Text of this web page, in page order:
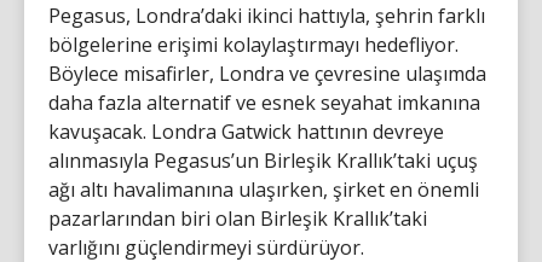
Pegasus, Londra’daki ikinci hattıyla, şehrin farklı
bölgelerine erişimi kolaylaştırmayı hedefliyor.
Böylece misafirler, Londra ve çevresine ulaşımda
daha fazla alternatif ve esnek seyahat imkanına
kavuşacak. Londra Gatwick hattının devreye
alınmasıyla Pegasus’un Birleşik Krallık’taki uçuş
ağı altı havalimanına ulaşırken, şirket en önemli
pazarlarından biri olan Birleşik Krallık’taki
varlığını güçlendirmeyi sürdürüyor.